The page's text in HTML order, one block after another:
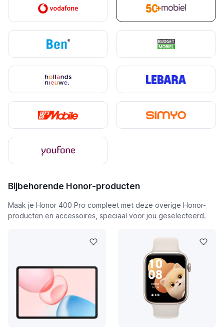
Bijbehorende Honor-producten
Maak je Honor 400 Pro compleet met deze overige Honor-
producten en accessoires, speciaal voor jou geselecteerd.